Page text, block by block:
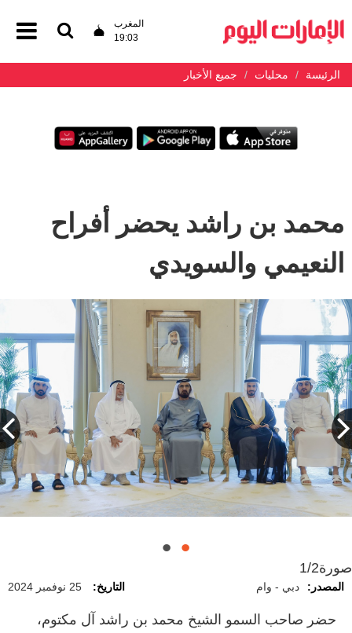
المغرب
19:03
الرئيسة محليات جميع الأخبار
محمد بن راشد يحضر أفراح
النعيمي والسويدي
صورة1/2
المصدر: دبي - وام التاريخ: 25 نوفمبر 2024
حضر صاحب السمو الشيخ محمد بن راشد آل مكتوم،